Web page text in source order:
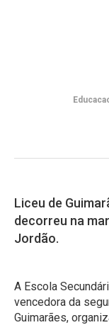
Liceu de
decorreu na
Jordão.
A Escola
vencedora da
Guimarães,